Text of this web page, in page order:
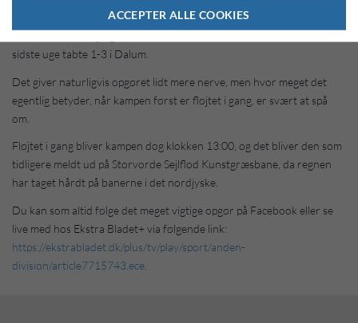
spillere på karantænelisten, men sjovt nok finder vi deres træner,
sidste uge tabte 1-3 i Dalum.
Det giver naturligvis opgøret lidt mere nerve, men hvor meget det
egentlig betyder, når kampen først er fløjtet i gang, er svært at spå
om.
Fløjtet i gang bliver kampen dog klokken 13:00, og det bliver den som
tidligere meldt ud på Storvorde Sejlflod Kunstgræsbane, da regnen
har taget hårdt på banerne i det nordjyske.
Du kan som altid følge det meget vigtige opgør på Facebook eller se
live med hos Ekstra Bladet+ via følgende link:
https://ekstrabladet.dk/plus/tv/play/sport/anden-
division/article7715743.ece.
ACCEPTER ALLE COOKIES